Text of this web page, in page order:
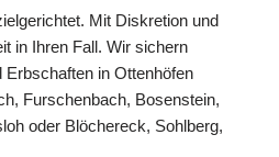
Mit Diskretion und
in Ihren Fall. Wir sichern
Erbschaften in Ottenhöfen
Furschenbach, Bosenstein,
oder Blöchereck, Sohlberg,